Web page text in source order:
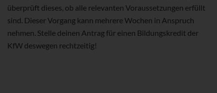
überprüft dieses, ob alle relevanten Voraussetzungen erfüllt
sind. Dieser Vorgang kann mehrere Wochen in Anspruch
nehmen. Stelle deinen Antrag für einen Bildungskredit der
KfW deswegen rechtzeitig!